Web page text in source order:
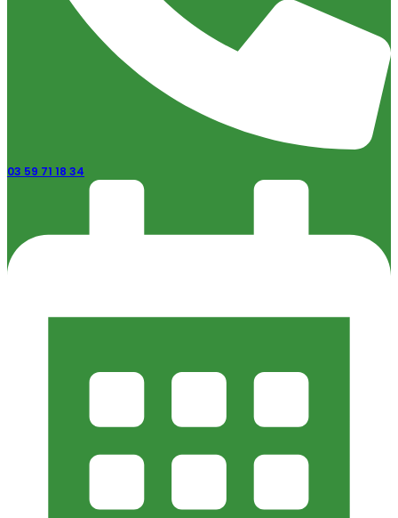
03 59 71 18 34